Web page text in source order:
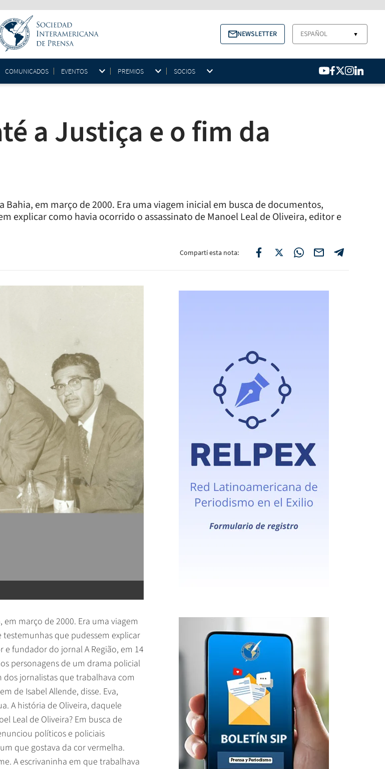
NEWSLETTER ESPAÑOL ▼
COMUNICADOS EVENTOS PREMIOS SOCIOS
a Justiça e o fim da
em março de 2000. Era uma viagem inicial em busca de documentos,
explicar como havia ocorrido o assassinato de Manoel Leal de Oliveira, editor e
Compartí esta nota:
março de 2000. Era uma viagem
que pudessem explicar
fundador do jornal A Região, em 14
personagens de um drama policial
jornalistas que trabalhava com
de Isabel Allende, disse. Eva,
A história de Oliveira, daquele
Leal de Oliveira? Em busca de
políticos e policiais
que gostava da cor vermelha.
A escrivaninha em que trabalhava